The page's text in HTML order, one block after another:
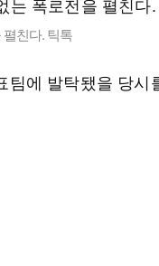
친다. 틱톡
에 발탁됐을 당시